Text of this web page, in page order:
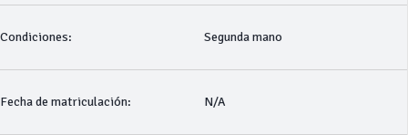
Condiciones: Segunda mano
Fecha de matriculación: N/A